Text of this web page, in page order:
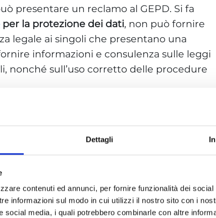
Dettagli
contenuti ed annunci, per fornire funzionalità dei
informazioni sul modo in cui utilizzi il nostro sito con i
social media, i quali potrebbero combinarle con altre
presentare un reclamo al GEPD. Si fa
per la protezione dei dati, non può fornire
legale ai singoli che presentano una
informazioni e consulenza sulle leggi
nonché sull’uso corretto delle procedure
Data
dei dati (
il diritto di presentare un reclamo
dei dati
stato rispettato . In questo articolo,
al GEPD. In primo luogo è